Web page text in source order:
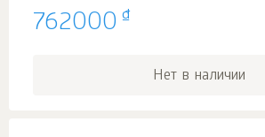
762000 ₫
Нет в наличии